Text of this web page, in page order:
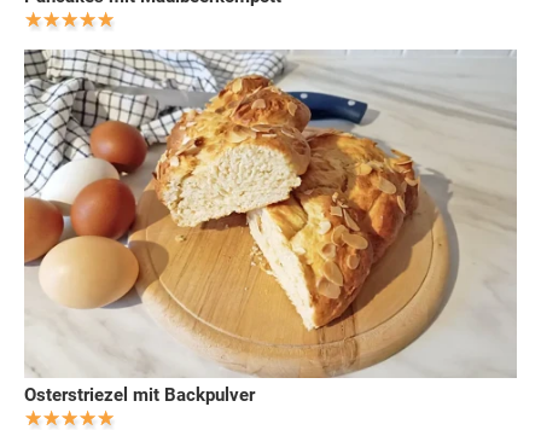
Osterstriezel mit Backpulver